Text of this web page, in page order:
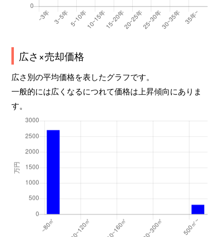
広さ×売却価格
広さ別の平均価格を表したグラフです。
一般的には広くなるにつれて価格は上昇傾向にありま
す。